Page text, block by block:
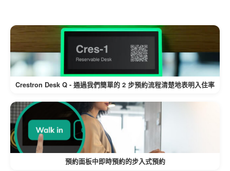
可權。
靈活的配置允許動態更改訪問要求。
特殊環境的理想選擇：
非常適合資源控制至關重要的公司辦公
室、聯合辦公空間或教育機構等場景。
支援對會議室、項目設備或私人工作空
間的安全管理。
Crestron Desk Q - 通過我們簡單的 2 步預約流程清楚地表明入住率
預約面板中即時預約的步入式預約